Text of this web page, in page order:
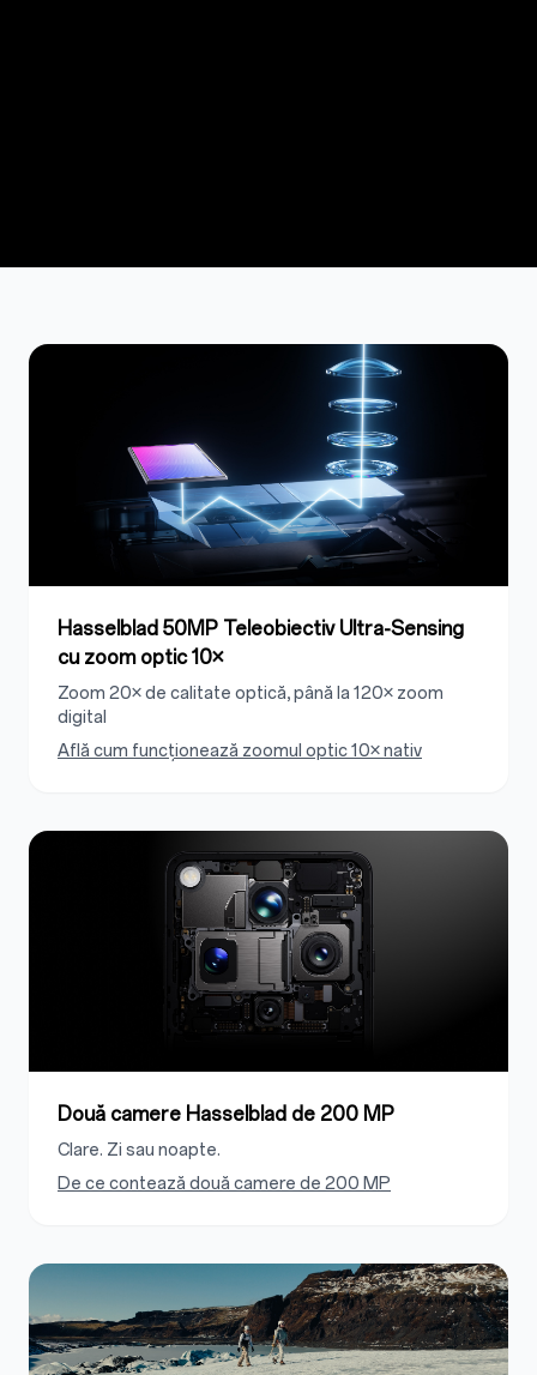
Hasselblad 50MP Teleobiectiv Ultra-Sensing
cu zoom optic 10×
Zoom 20× de calitate optică, până la 120× zoom
digital
Află cum funcționează zoomul optic 10× nativ
Două camere Hasselblad de 200 MP
Clare. Zi sau noapte.
De ce contează două camere de 200 MP